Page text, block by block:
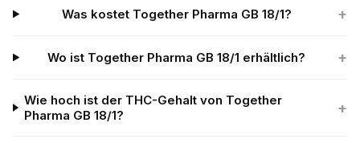
Was kostet Together Pharma GB 18/1? +
Wo ist Together Pharma GB 18/1 erhältlich? +
Wie hoch ist der THC-Gehalt von Together
Pharma GB 18/1?
+